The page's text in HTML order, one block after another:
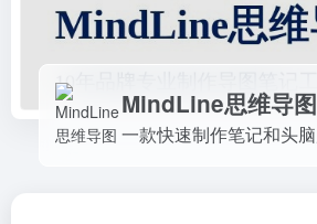
MindLine思维导图
一款快速制作笔记和头